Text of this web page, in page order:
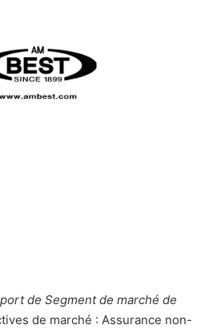
i
e
de Segment de marché de
de marché : Assurance non-